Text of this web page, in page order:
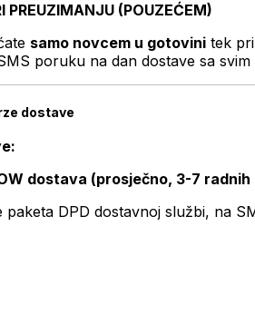
PREUZIMANJU (POUZEĆEM)
samo novcem u gotovini tek
poruku na dan dostave sa svim
dostave
dostava (prosječno, 3-7 radnih
paketa DPD dostavnoj službi, na